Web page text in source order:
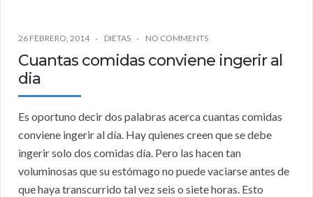
26 FEBRERO, 2014 DIETAS NO COMMENTS
Cuantas comidas conviene ingerir al
dia
Es oportuno decir dos palabras acerca cuantas comidas
conviene ingerir al día. Hay quienes creen que se debe
ingerir solo dos comidas día. Pero las hacen tan
voluminosas que su estómago no puede vaciarse antes de
que haya transcurrido tal vez seis o siete horas. Esto